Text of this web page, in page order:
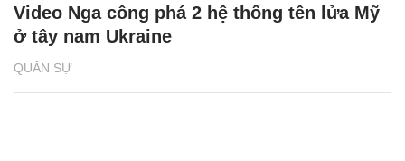
QUÂN SỰ
Video Nga công phá 2 hệ thống tên lửa Mỹ
ở tây nam Ukraine